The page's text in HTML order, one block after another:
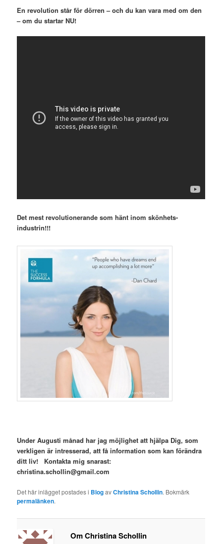
En revolution står för dörren – och du kan vara med om den
– om du startar NU!
Det mest revolutionerande som hänt inom skönhets-
industrin!!!
Under Augusti månad har jag möjlighet att hjälpa Dig, som
verkligen är intresserad, att få information som kan förändra
ditt liv! Kontakta mig snarast:
christina.schollin@gmail.com
Det här inlägget postades i BlogavChristina Schollin. Bokmärk
permalänken.
Om Christina Schollin